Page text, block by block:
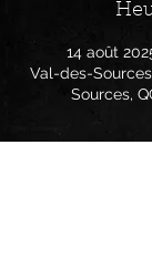
14 août
Val-des-
Sources,